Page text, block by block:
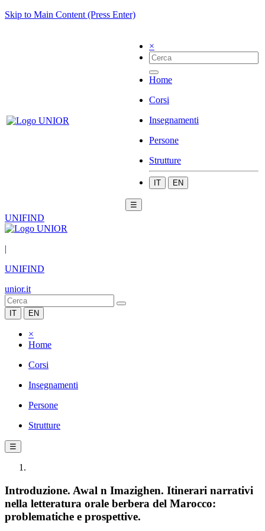
Skip to Main Content (Press Enter)
×
Home
Corsi
Insegnamenti
Persone
Strutture
IT EN
☰
UNIFIND
|
UNIFIND
unior.it
IT EN
×
Home
Corsi
Insegnamenti
Persone
Strutture
☰
Introduzione. Awal n Imazighen. Itinerari narrativi
nella letteratura orale berbera del Marocco:
problematiche e prospettive.